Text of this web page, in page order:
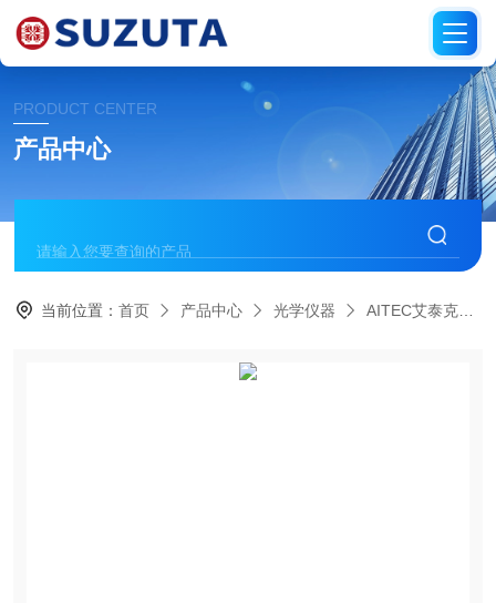
PRODUCT CENTER
产品中心
当前位置：首页 产品中心 光学仪器 AITEC艾泰克